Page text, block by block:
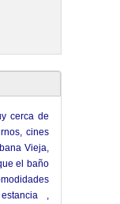
cerca de
cines
Vieja,
el baño
,